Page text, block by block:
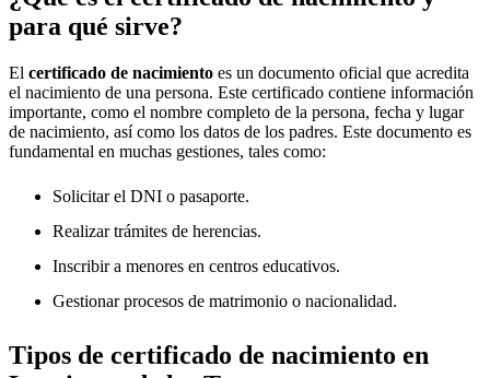
para qué sirve?
El certificado de nacimiento es un documento oficial que acredita
el nacimiento de una persona. Este certificado contiene información
importante, como el nombre completo de la persona, fecha y lugar
de nacimiento, así como los datos de los padres. Este documento es
fundamental en muchas gestiones, tales como:
Solicitar el DNI o pasaporte.
Realizar trámites de herencias.
Inscribir a menores en centros educativos.
Gestionar procesos de matrimonio o nacionalidad.
Tipos de certificado de nacimiento en